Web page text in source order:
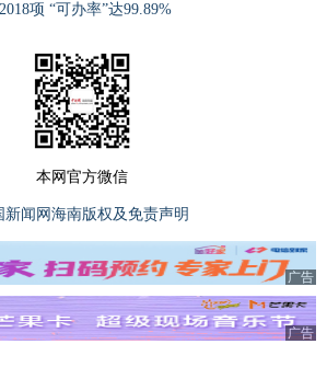
项 “可办率”达99.89%
本网官方微信
新闻网海南版权及免责声明
广告
广告